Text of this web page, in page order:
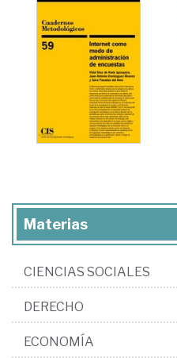
Materias
CIENCIAS SOCIALES
DERECHO
ECONOMÍA